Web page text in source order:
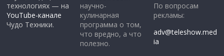
технологиях — на
YouTube-канале
Чудо Техники.
научно-
кулинарная
программа о том,
что вредно, а что
полезно.
По вопросам
рекламы:
adv@teleshow.med
ia